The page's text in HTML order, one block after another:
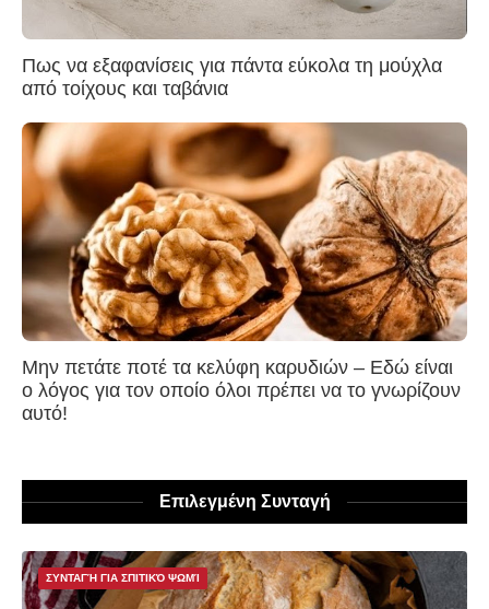
Πως να εξαφανίσεις για πάντα εύκολα τη μούχλα
από τοίχους και ταβάνια
Μην πετάτε ποτέ τα κελύφη καρυδιών – Εδώ είναι
ο λόγος για τον οποίο όλοι πρέπει να το γνωρίζουν
αυτό!
Επιλεγμένη Συνταγή
ΣΥΝΤΑΓΉ ΓΙΑ ΣΠΙΤΙΚΌ ΨΩΜΊ